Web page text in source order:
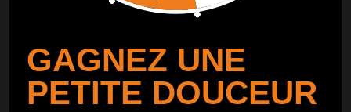
GAGNEZ UNE
PETITE DOUCEUR